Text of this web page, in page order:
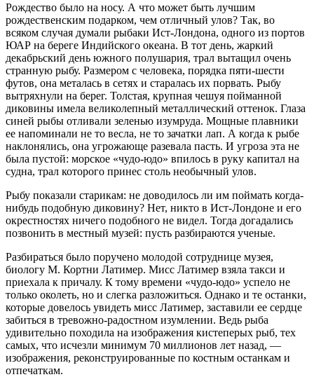
Рождество было на носу. А что может быть лучшим
рождественским подарком, чем отличный улов? Так, во
всяком случая думали рыбаки Ист-Лондона, одного из портов
ЮАР на береге Индийского океана. В тот день, жаркий
декабрьский день южного полушария, трал вытащил очень
странную рыбу. Размером с человека, порядка пяти-шести
футов, она металась в сетях и старалась их порвать. Рыбу
вытряхнули на берег. Толстая, крупная чешуя пойманной
диковины имела великолепный металлический оттенок. Глаза
синей рыбы отливали зеленью изумруда. Мощные плавники
ее напоминали не то весла, не то зачатки лап. А когда к рыбе
наклонялись, она угрожающе разевала пасть. И угроза эта не
была пустой: морское «чудо-юдо» впилось в руку капитал на
судна, трал которого принес столь необычный улов.
Рыбу показали старикам: не доводилось ли им поймать когда-
нибудь подобную диковину? Нет, никто в Ист-Лондоне и его
окрестностях ничего подобного не видел. Тогда догадались
позвонить в местный музей: пусть разбираются ученые.
Разбираться было поручено молодой сотруднице музея,
биологу М. Кортни Латимер. Мисс Латимер взяла такси и
приехала к причалу. К тому времени «чудо-юдо» успело не
только околеть, но и слегка разложиться. Однако и те останки,
которые довелось увидеть мисс Латимер, заставили ее сердце
забиться в тревожно-радостном изумлении. Ведь рыба
удивительно походила на изображения кистеперых рыб, тех
самых, что исчезли минимум 70 миллионов лет назад, —
изображения, реконструированные по костным останкам и
отпечаткам.